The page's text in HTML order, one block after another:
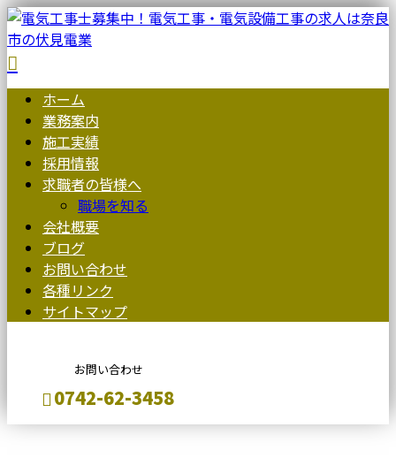
ホーム
業務案内
施工実績
採用情報
求職者の皆様へ
職場を知る
会社概要
ブログ
お問い合わせ
各種リンク
サイトマップ
お問い合わせ
0742-62-3458